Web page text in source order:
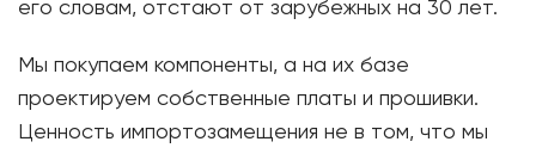
его словам, отстают от зарубежных на 30 лет.
Мы покупаем компоненты, а на их базе
проектируем собственные платы и прошивки.
Ценность импортозамещения не в том, что мы